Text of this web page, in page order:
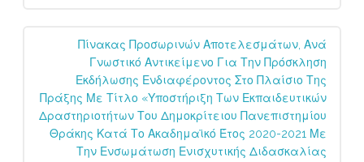
Πίνακας Προσωρινών Αποτελεσμάτων, Ανά
Γνωστικό Αντικείμενο Για Την Πρόσκληση
Εκδήλωσης Ενδιαφέροντος Στο Πλαίσιο Της
Πράξης Με Τίτλο «Υποστήριξη Των Εκπαιδευτικών
Δραστηριοτήτων Του Δημοκρίτειου Πανεπιστημίου
Θράκης Κατά Το Ακαδημαϊκό Έτος 2020-2021 Με
Την Ενσωμάτωση Ενισχυτικής Διδασκαλίας